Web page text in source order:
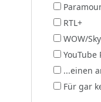
RTL+
WOW/Sky
YouTube
...einen
Für gar